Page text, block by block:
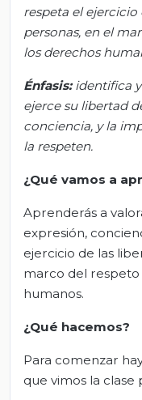
respeta el ejercicio
personas, en el
los derechos
Énfasis: identifica y
ejerce su libertad
conciencia, y la
la respeten.
¿Qué vamos a
Aprenderás a
expresión,
ejercicio de las
marco del respeto
humanos.
¿Qué hacemos?
Para comenzar
que vimos la clase